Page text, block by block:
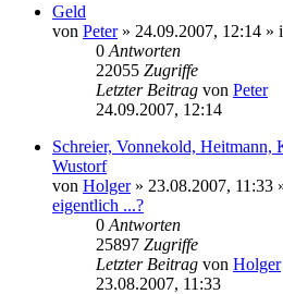
Geld
von Peter» 24.09.2007, 12:14 »
0 Antworten
22055 Zugriffe
Letzter Beitrag von Peter
24.09.2007, 12:14
Schreier, Vonnekold, Heitmann,
Wustorf
von Holger» 23.08.2007, 11:33
eigentlich ...?
0 Antworten
25897 Zugriffe
Letzter Beitrag von Holger
23.08.2007, 11:33